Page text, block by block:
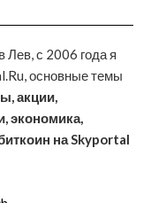
Лев, с 2006 года я
основные темы
акции,
экономика,
на Skyportal